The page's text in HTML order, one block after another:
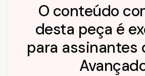
O conteúdo
desta peça é
para assinantes